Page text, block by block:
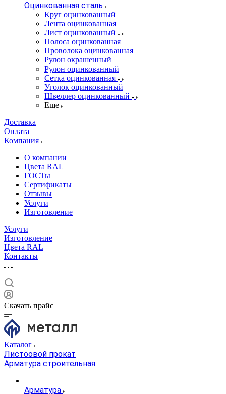
Оцинкованная сталь
Круг оцинкованный
Лента оцинкованная
Лист оцинкованный
Полоса оцинкованная
Проволока оцинкованная
Рулон окрашенный
Рулон оцинкованный
Сетка оцинкованная
Уголок оцинкованный
Швеллер оцинкованный
Еще
Доставка
Оплата
Компания
О компании
Цвета RAL
ГОСТы
Сертификаты
Отзывы
Услуги
Изготовление
Услуги
Изготовление
Цвета RAL
Контакты
Скачать прайс
Каталог
Листоовой прокат
Арматура строительная
Арматура